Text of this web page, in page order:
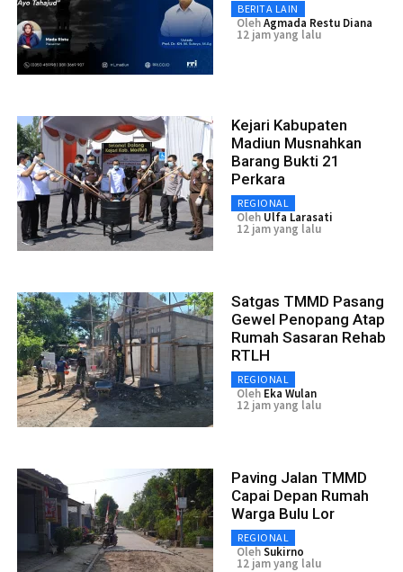
BERITA LAIN
OlehAgmada Restu Diana
12 jam yang lalu
Kejari Kabupaten
Madiun Musnahkan
Barang Bukti 21
Perkara
REGIONAL
Oleh Ulfa Larasati
12 jam yang lalu
Satgas TMMD Pasang
Gewel Penopang Atap
Rumah Sasaran Rehab
RTLH
REGIONAL
Oleh Eka Wulan
12 jam yang lalu
Paving Jalan TMMD
Capai Depan Rumah
Warga Bulu Lor
REGIONAL
OlehSukirno
12 jam yang lalu